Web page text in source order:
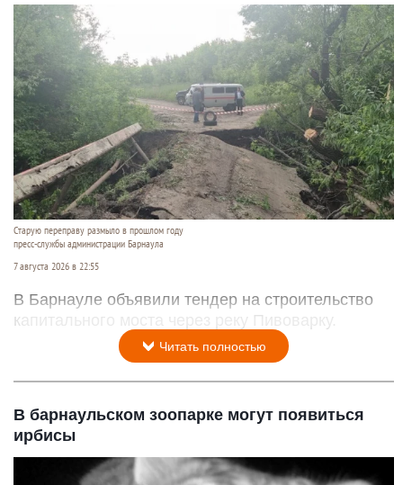
Старую переправу размыло в прошлом году
пресс-службы администрации Барнаула
7 августа 2026 в 22:55
В Барнауле объявили тендер на строительство
капитального моста через реку Пивоварку.
Читать полностью
В барнаульском зоопарке могут появиться
ирбисы